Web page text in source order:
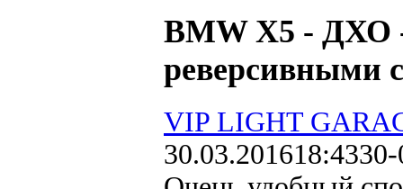
BMW X5 - ДХО
реверсивными
VIP LIGHT
30.03.201618:43